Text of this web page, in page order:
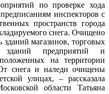
по проверке хода
инспекторов с
пространств города
снега. Очищено
зданий магазинов, торговых
зданий предприятий и
на территории
снега и наледи очищены
улицах, – рассказала
области Татьяна